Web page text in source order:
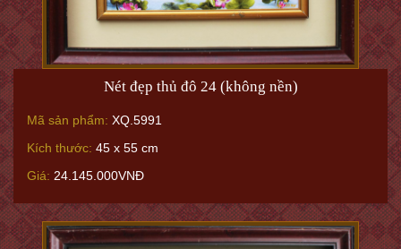
Nét đẹp thủ đô 24 (không nền)
Mã sản phẩm: XQ.5991
Kích thước: 45 x 55 cm
Giá: 24.145.000VNĐ